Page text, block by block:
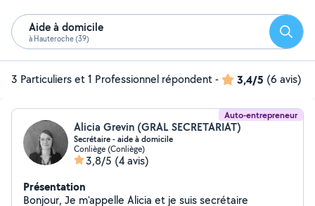
Aide à domicile
à Hauteroche (39)
3 Particuliers et 1 Professionnel répondent- 3,4/5 (6 avis)
Auto-entrepreneur
Alicia Grevin (GRAL SECRETARIAT)
Secrétaire - aide à domicile
Conliège (Conliège)
3,8/5 (4 avis)
Présentation
Bonjour, Je m'appelle Alicia et je suis secrétaire